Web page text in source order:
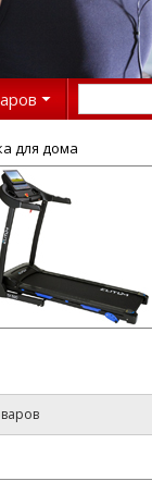
для дома